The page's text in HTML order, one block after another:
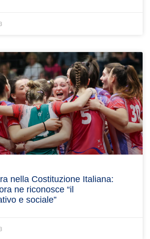
nella Costituzione Italiana:
ne riconosce “il
e sociale”